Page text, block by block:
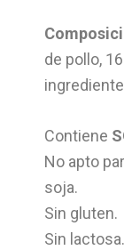
de pollo,
Contiene
No apto
soja.
Sin gluten.
Sin lactosa.